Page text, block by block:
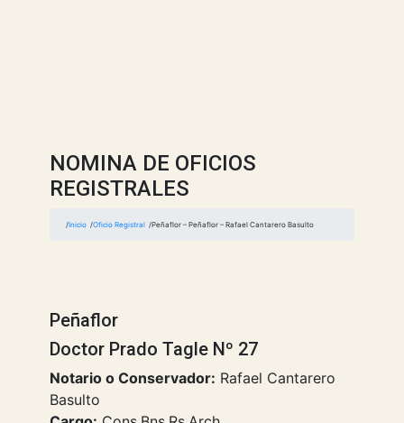
NOMINA DE OFICIOS
REGISTRALES
Inicio Oficio Registral Peñaflor – Peñaflor – Rafael Cantarero Basulto
Peñaflor
Doctor Prado Tagle Nº 27
Notario o Conservador: Rafael Cantarero
Basulto